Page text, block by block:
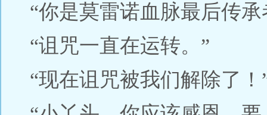
“你是莫雷诺血脉最后传承
“诅咒一直在运转。”
“现在诅咒被我们解除了！